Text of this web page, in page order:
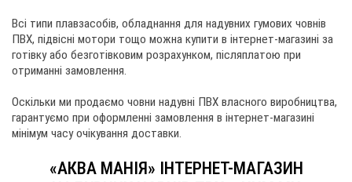
Всі типи плавзасобів, обладнання для надувних гумових човнів
ПВХ, підвісні мотори тощо можна купити в інтернет-магазині за
готівку або безготівковим розрахунком, післяплатою при
отриманні замовлення.
Оскільки ми продаємо човни надувні ПВХ власного виробництва,
гарантуємо при оформленні замовлення в інтернет-магазині
мінімум часу очікування доставки.
«АКВА МАНІЯ» ІНТЕРНЕТ-МАГАЗИН